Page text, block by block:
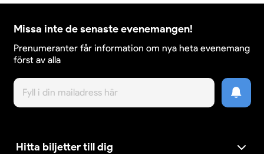
Missa inte de senaste evenemangen!
Prenumeranter får information om nya heta evenemang
först av alla
Hitta biljetter till dig